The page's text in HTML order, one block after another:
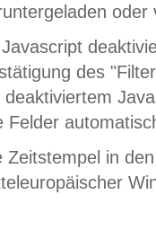
oder
des
deaktiviertem
Felder
Zeitstempel in